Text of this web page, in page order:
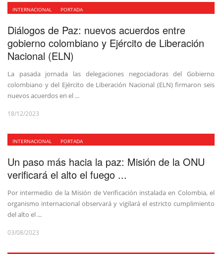
INTERNACIONAL PORTADA
Diálogos de Paz: nuevos acuerdos entre
gobierno colombiano y Ejército de Liberación
Nacional (ELN)
La pasada jornada las delegaciones negociadoras del Gobierno
colombiano y del Ejército de Liberación Nacional (ELN) firmaron seis
nuevos acuerdos en el ...
18/12/2023
INTERNACIONAL PORTADA
Un paso más hacia la paz: Misión de la ONU
verificará el alto el fuego ...
Por intermedio de la Misión de Verificación instalada en Colombia, el
organismo internacional observará y vigilará el estricto cumplimiento
del alto el ...
03/08/2023